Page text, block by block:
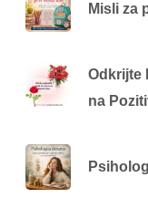
Misli za
Odkrijte
na